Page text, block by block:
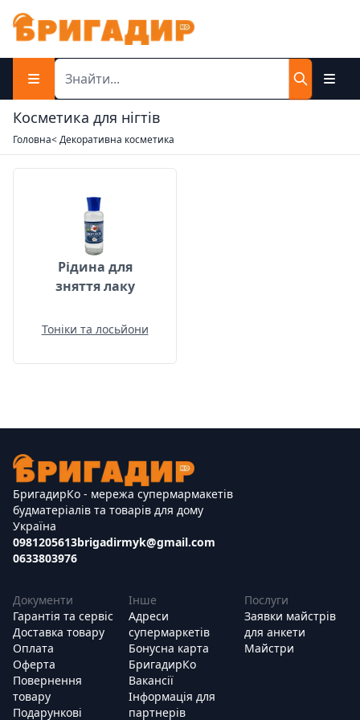
Косметика для нігтів
Головна< Декоративна косметика
Рідина для
зняття лаку
Тоніки та лосьйони
БригадирКо - мережа супермармакетів
будматеріалів та товарів для дому
Україна
0981205613
0633803976
brigadirmyk@gmail.com
Документи
Гарантія та сервіс
Доставка товару
Оплата
Оферта
Повернення
товару
Подарункові
Інше
Адреси
супермаркетів
Бонусна карта
БригадирКо
Вакансії
Інформація для
партнерів
Послуги
Заявки майстрів
для анкети
Майстри